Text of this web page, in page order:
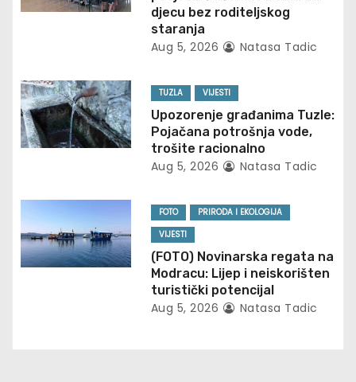
i
a
t
i
n
djecu bez roditeljskog
staranja
Aug 5, 2026 Natasa Tadic
TUZLA VIJESTI
Upozorenje građanima Tuzle:
Pojačana potrošnja vode,
trošite racionalno
Aug 5, 2026 Natasa Tadic
FOTO
PRIRODA I EKOLOGIJA
VIJESTI
(FOTO) Novinarska regata na
Modracu: Lijep i neiskorišten
turistički potencijal
Aug 5, 2026 Natasa Tadic